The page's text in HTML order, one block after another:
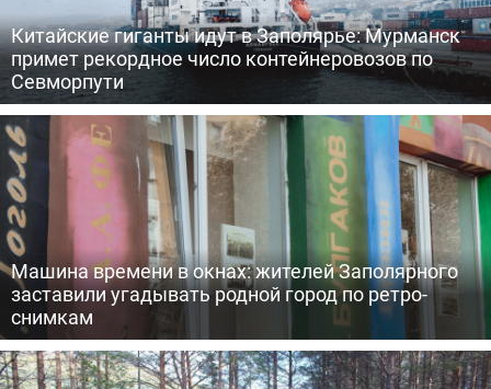
Китайские гиганты идут в Заполярье: Мурманск
примет рекордное число контейнеровозов по
Севморпути
Машина времени в окнах: жителей Заполярного
заставили угадывать родной город по ретро-
снимкам